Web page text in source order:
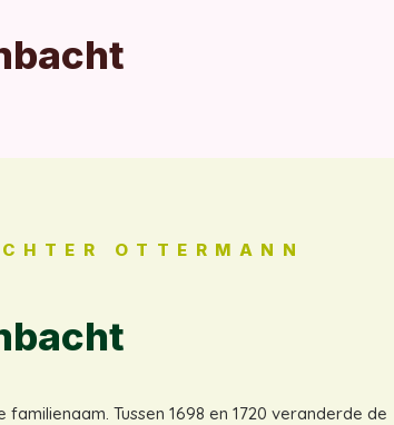
OTTERMANN
Tussen 1698 en 1720 veranderde de